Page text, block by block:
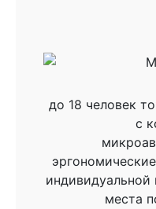
до 18 человек
с
места